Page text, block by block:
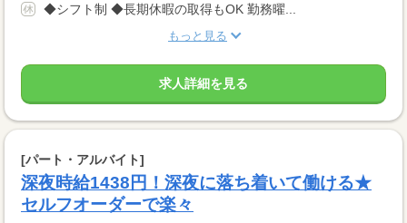
◆シフト制 ◆長期休暇の取得もOK 勤務曜...
もっと見る
求人詳細を見る
[パート・アルバイト]
深夜時給1438円！深夜に落ち着いて働ける★
セルフオーダーで楽々